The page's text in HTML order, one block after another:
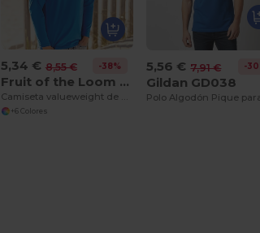
5,34 € 8,55 € -38%
Fruit of the Loom SS032
+6 Colores
5,56 € 7,91 € -
Gildan GD038